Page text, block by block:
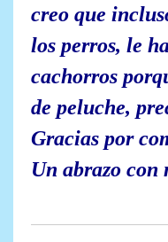
creo que
los perros, le
cachorros
de peluche,
Gracias por
Un abrazo con